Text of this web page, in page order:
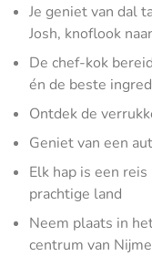
Je geniet van dal
Josh, knoflook
De chef-kok
én de beste
Ontdek de
Geniet van een
Elk hap is een
prachtige land
Neem plaats in
centrum van